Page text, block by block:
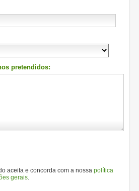
pretendidos:
aceita e concorda com a nossa política
gerais